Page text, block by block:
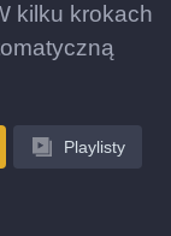
kilku krokach
Playlisty